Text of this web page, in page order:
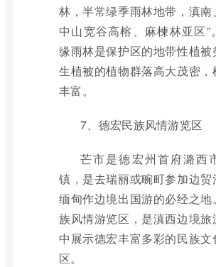
林，半常绿季雨林地带，滇南
中山宽谷高榕、麻楝林亚区”
缘雨林是保护区的地带性植被
生植被的植物群落高大茂密，
丰富。
7、德宏民族风情游览区
芒市是德宏州首府潞西
镇，是去瑞丽或畹町参加边贸
缅甸作边境出国游的必经之地
族风情游览区，是滇西边境旅
中展示德宏丰富多彩的民族
区。